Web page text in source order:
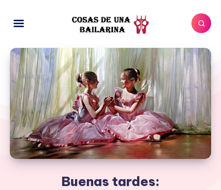
Buenas tardes: